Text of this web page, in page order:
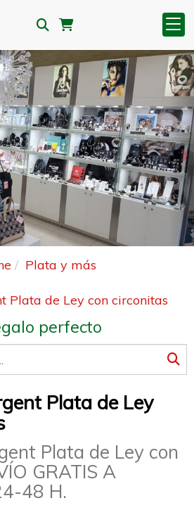
Plata y más
Plata de Ley con circonitas
perfecto
Plata de Ley
Plata de Ley con
GRATIS A
48 H.